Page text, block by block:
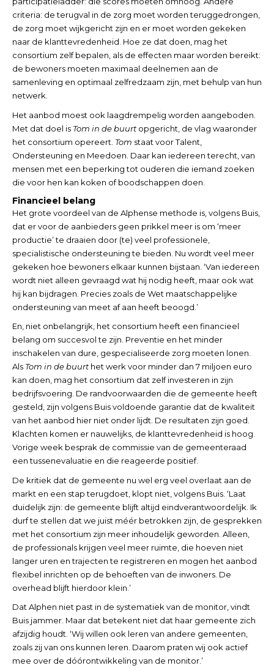
criteria: de terugval in de zorg moet worden teruggedrongen,
de zorg moet wijkgericht zijn en er moet worden gekeken
naar de klanttevredenheid. Hoe ze dat doen, mag het
consortium zelf bepalen, als de effecten maar worden bereikt:
de bewoners moeten maximaal deelnemen aan de
samenleving en optimaal zelfredzaam zijn, met behulp van hun
netwerk.
Het aanbod moest ook laagdrempelig worden aangeboden.
Met dat doel is Tom in de buurt opgericht, de vlag waaronder
het consortium opereert. Tom staat voor Talent,
Ondersteuning en Meedoen. Daar kan iedereen terecht, van
mensen met een beperking tot ouderen die iemand zoeken
die voor hen kan koken of boodschappen doen.
Financieel belang
Het grote voordeel van de Alphense methode is, volgens Buis,
dat er voor de aanbieders geen prikkel meer is om ‘meer
productie’ te draaien door (te) veel professionele,
specialistische ondersteuning te bieden. Nu wordt veel meer
gekeken hoe bewoners elkaar kunnen bijstaan. ‘Van iedereen
wordt niet alleen gevraagd wat hij nodig heeft, maar ook wat
hij kan bijdragen. Precies zoals de Wet maatschappelijke
ondersteuning van meet af aan heeft beoogd.’
En, niet onbelangrijk, het consortium heeft een financieel
belang om succesvol te zijn. Preventie en het minder
inschakelen van dure, gespecialiseerde zorg moeten lonen.
Als Tom in de buurt het werk voor minder dan 7 miljoen euro
kan doen, mag het consortium dat zelf investeren in zijn
bedrijfsvoering. De randvoorwaarden die de gemeente heeft
gesteld, zijn volgens Buis voldoende garantie dat de kwaliteit
van het aanbod hier niet onder lijdt. De resultaten zijn goed.
Klachten komen er nauwelijks, de klanttevredenheid is hoog.
Vorige week besprak de commissie van de gemeenteraad
een tussenevaluatie en die reageerde positief.
De kritiek dat de gemeente nu wel erg veel overlaat aan de
markt en een stap terugdoet, klopt niet, volgens Buis. ‘Laat
duidelijk zijn: de gemeente blijft altijd eindverantwoordelijk. Ik
durf te stellen dat we juist méér betrokken zijn, de gesprekken
met het consortium zijn meer inhoudelijk geworden. Alleen,
de professionals krijgen veel meer ruimte, die hoeven niet
langer uren en trajecten te registreren en mogen het aanbod
flexibel inrichten op de behoeften van de inwoners. De
overhead blijft hierdoor klein.’
Dat Alphen niet past in de systematiek van de monitor, vindt
Buis jammer. Maar dat betekent niet dat haar gemeente zich
afzijdig houdt. ‘Wij willen ook leren van andere gemeenten,
zoals zij van ons kunnen leren. Daarom praten wij ook actief
mee over de dóórontwikkeling van de monitor.’